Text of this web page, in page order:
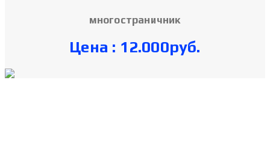
многостраничник
Цена : 12.000руб.